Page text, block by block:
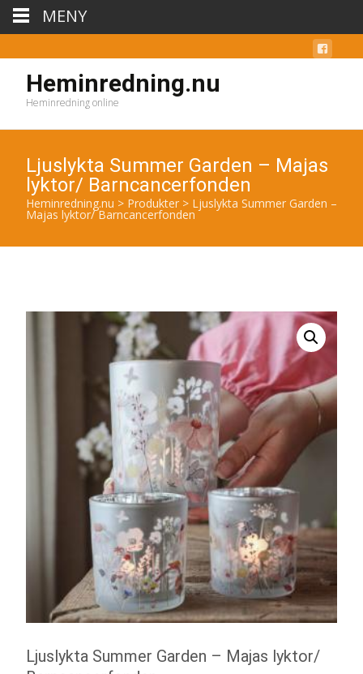
Heminredning.nu
Heminredning online
Ljuslykta Summer Garden – Majas
lyktor/ Barncancerfonden
Heminredning.nu > Produkter > Ljuslykta Summer Garden –
Majas lyktor/ Barncancerfonden
Ljuslykta Summer Garden – Majas lyktor/
MENY